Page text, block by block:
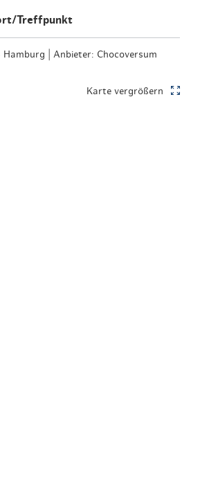
Treffpunkt
| Anbieter: Chocoversum
Karte vergrößern